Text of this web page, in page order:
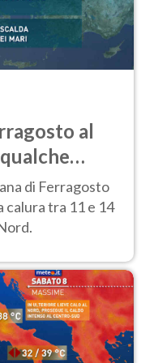
al
di Ferragosto
calura tra 11 e 14